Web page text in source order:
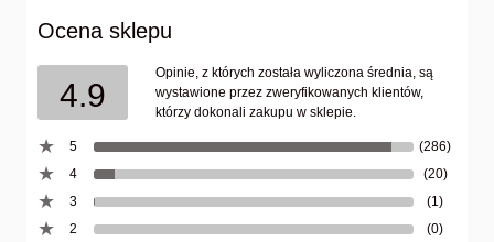
Ocena sklepu
4.9
Opinie, z których została wyliczona średnia, są
wystawione przez zweryfikowanych klientów,
którzy dokonali zakupu w sklepie.
5
(286)
4
(20)
3
(1)
2
(0)